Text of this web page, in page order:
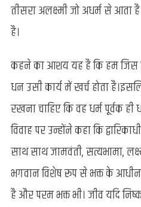
तीसरा अलक्ष्मी जो अधर्म से आता
है।
कहने का आशय यह है कि हम जिस
धन उसी कार्य में खर्च होता
रखना चाहिए कि वह धर्म पूर्वक
विवाह पर उन्होंने कहा कि
साथ साथ जामवंती, सत्यभामा,
भगवान विशेष रूप से भक्त के
है और परम भक्त भी। जीव यदि